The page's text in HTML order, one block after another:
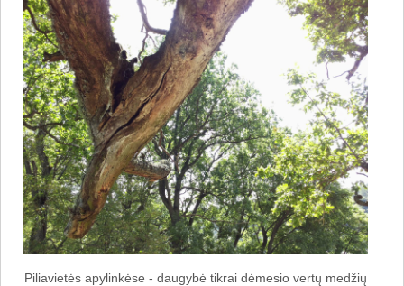
Piliavietės apylinkėse - daugybė tikrai dėmesio vertų medžių